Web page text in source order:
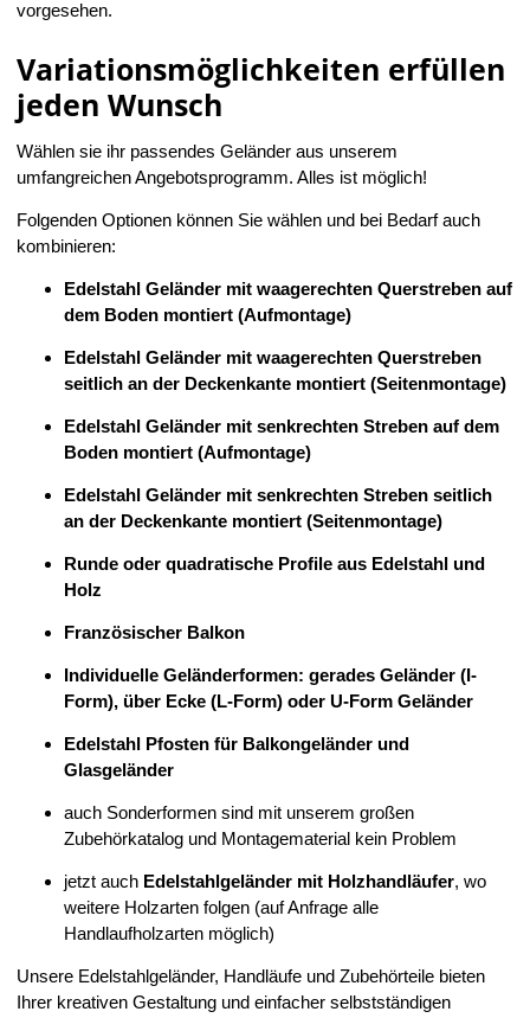
vorgesehen.
Variationsmöglichkeiten erfüllen
jeden Wunsch
Wählen sie ihr passendes Geländer aus unserem
umfangreichen Angebotsprogramm. Alles ist möglich!
Folgenden Optionen können Sie wählen und bei Bedarf auch
kombinieren:
Edelstahl Geländer mit waagerechten Querstreben auf
dem Boden montiert (Aufmontage)
Edelstahl Geländer mit waagerechten Querstreben
seitlich an der Deckenkante montiert (Seitenmontage)
Edelstahl Geländer mit senkrechten Streben auf dem
Boden montiert (Aufmontage)
Edelstahl Geländer mit senkrechten Streben seitlich
an der Deckenkante montiert (Seitenmontage)
Runde oder quadratische Profile aus Edelstahl und
Holz
Französischer Balkon
Individuelle Geländerformen: gerades Geländer (I-
Form), über Ecke (L-Form) oder U-Form Geländer
Edelstahl Pfosten für Balkongeländer und
Glasgeländer
auch Sonderformen sind mit unserem großen
Zubehörkatalog und Montagematerial kein Problem
jetzt auch Edelstahlgeländer mit Holzhandläufer, wo
weitere Holzarten folgen (auf Anfrage alle
Handlaufholzarten möglich)
Unsere Edelstahlgeländer, Handläufe und Zubehörteile bieten
Ihrer kreativen Gestaltung und einfacher selbstständigen